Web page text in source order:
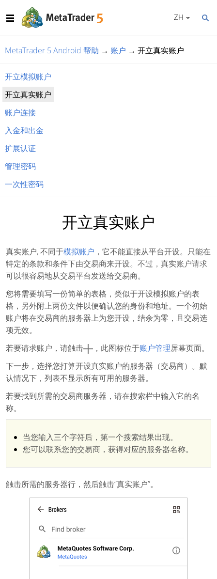
ZH
MetaTrader 5 Android 帮助 → 账户 → 开立真实账户
开立模拟账户
开立真实账户
账户连接
入金和出金
扩展认证
管理密码
一次性密码
开立真实账户
真实账户, 不同于模拟账户 ，它不能直接从平台开设。只能在
特定的条款和条件下由交易商来开设。不过，真实账户请求
可以很容易地从交易平台发送给交易商。
您将需要填写一份简单的表格，类似于开设模拟账户的表
格，另外附上两份文件以便确认您的身份和地址。一个初始
账户将在交易商的服务器上为您开设，结余为零，且交易选
项无效。
若要请求账户，请触击
，此图标位于账户管理屏幕页面。
下一步，选择您打算开设真实账户的服务器（交易商）。默
认情况下，列表不显示所有可用的服务器。
若要找到所需的交易商服务器，请在搜索栏中输入它的名
称。
当您输入三个字符后，第一个搜索结果出现。
您可以联系您的交易商，获得对应的服务器名称。
触击所需的服务器行，然后触击“真实账户”。